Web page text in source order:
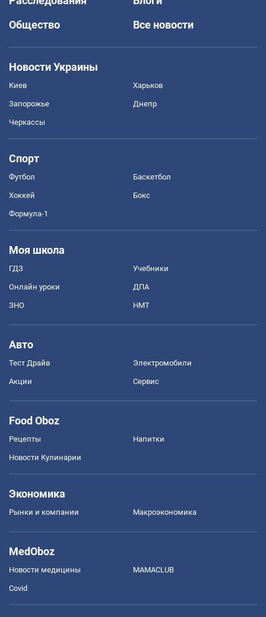
Общество
Все новости
Новости Украины
Киев Харьков
Запорожье Днепр
Черкассы
Спорт
Футбол Баскетбол
Хоккей Бокс
Формула-1
Моя школа
ГДЗ Учебники
Онлайн уроки ДПА
ЗНО НМТ
Авто
Тест Драйв Электромобили
Акции Сервис
Food Oboz
Рецепты Напитки
Новости Кулинарии
Экономика
Рынки и компании Mакроэкономика
MedOboz
Новости медицины MAMACLUB
Covid